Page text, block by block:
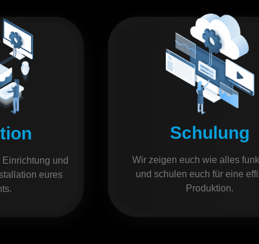
und
eures
Schulung
Wir zeigen euch wie alles
und schulen euch für eine
Produktion.